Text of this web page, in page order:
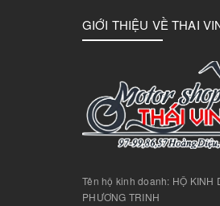
GIỚI THIỆU VỀ THAI
Tên hộ kinh doanh: HỘ KINH
PHƯƠNG TRINH